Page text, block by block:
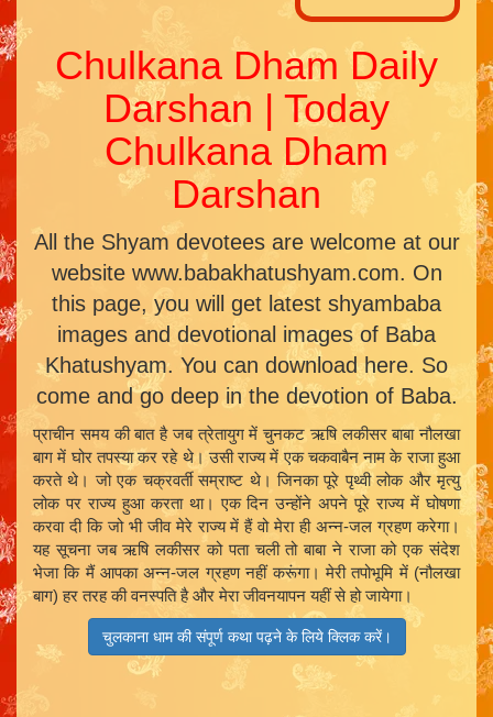
Chulkana Dham Daily
Darshan | Today
Chulkana Dham
Darshan
All the Shyam devotees are welcome at our
website www.babakhatushyam.com. On
this page, you will get latest shyambaba
images and devotional images of Baba
Khatushyam. You can download here. So
come and go deep in the devotion of Baba.
प्राचीन समय की बात है जब त्रेतायुग में चुनकट ऋषि लकीसर बाबा नौलखा
बाग में घोर तपस्या कर रहे थे। उसी राज्य में एक चकवाबैन नाम के राजा हुआ
करते थे। जो एक चक्रवर्ती सम्राष्ट थे। जिनका पूरे पृथ्वी लोक और मृत्यु
लोक पर राज्य हुआ करता था। एक दिन उन्होंने अपने पूरे राज्य में घोषणा
करवा दी कि जो भी जीव मेरे राज्य में हैं वो मेरा ही अन्न-जल ग्रहण करेगा।
यह सूचना जब ऋषि लकीसर को पता चली तो बाबा ने राजा को एक संदेश
भेजा कि मैं आपका अन्न-जल ग्रहण नहीं करूंगा। मेरी तपोभूमि में (नौलखा
बाग) हर तरह की वनस्पति है और मेरा जीवनयापन यहीं से हो जायेगा।
चुलकाना धाम की संपूर्ण कथा पढ़ने के लिये क्लिक करें।